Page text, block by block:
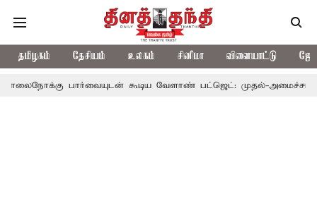
தமிழகம் தேசியம் உலகம் சினிமா விளையாட்டு
பார்வையுடன் கூடிய வேளாண் பட்ஜெட்: முதல்-அமைச்சர் விஜய்